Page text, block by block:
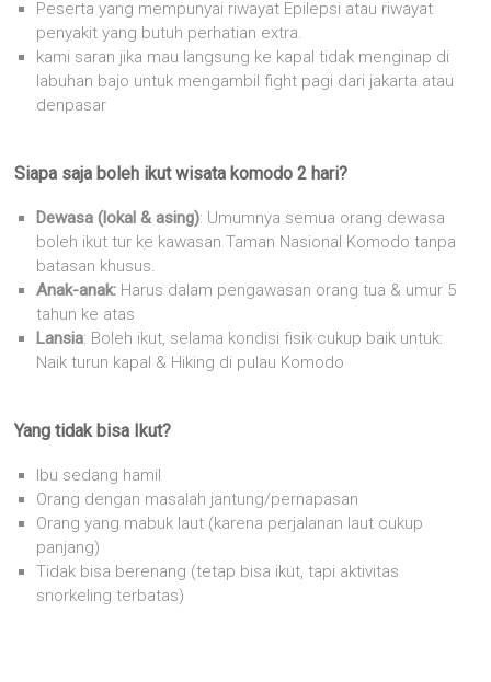
Peserta yang mempunyai riwayat Epilepsi atau riwayat
penyakit yang butuh perhatian extra.
kami saran jika mau langsung ke kapal tidak menginap di
labuhan bajo untuk mengambil fight pagi dari jakarta atau
denpasar
Siapa saja boleh ikut wisata komodo 2 hari?
Dewasa (lokal & asing): Umumnya semua orang dewasa
boleh ikut tur ke kawasan Taman Nasional Komodo tanpa
batasan khusus.
Anak-anak: Harus dalam pengawasan orang tua & umur 5
tahun ke atas
Lansia: Boleh ikut, selama kondisi fisik cukup baik untuk:
Naik turun kapal & Hiking di pulau Komodo
Yang tidak bisa Ikut?
Ibu sedang hamil
Orang dengan masalah jantung/pernapasan
Orang yang mabuk laut (karena perjalanan laut cukup
panjang)
Tidak bisa berenang (tetap bisa ikut, tapi aktivitas
snorkeling terbatas)